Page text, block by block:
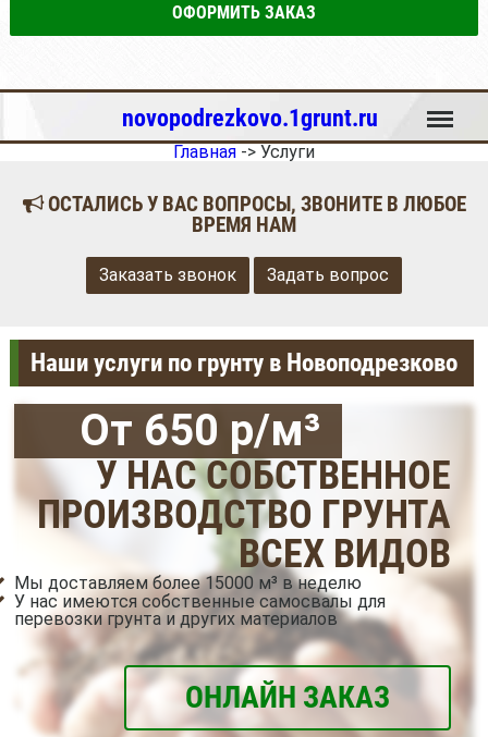
ОФОРМИТЬ ЗАКАЗ
novopodrezkovo.1grunt.ru Меню
Главная -> Услуги
ОСТАЛИСЬ У ВАС ВОПРОСЫ, ЗВОНИТЕ В ЛЮБОЕ
ВРЕМЯ НАМ
Заказать звонок Задать вопрос
Наши услуги по грунту в Новоподрезково
От 650 р/м³
У НАС СОБСТВЕННОЕ
ПРОИЗВОДСТВО ГРУНТА
ВСЕХ ВИДОВ
Мы доставляем более 15000 м³ в неделю
У нас имеются собственные самосвалы для
перевозки грунта и других материалов
ОНЛАЙН ЗАКАЗ